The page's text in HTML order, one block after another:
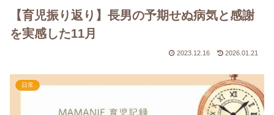
【育児振り返り】長男の予期せぬ病気と感謝
を実感した11月
2023.12.16 2026.01.21
日常